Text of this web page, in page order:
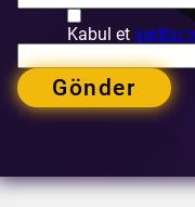
Kabul et şartlar
Gönder